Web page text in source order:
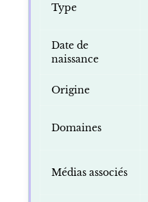
Type
Date de
naissance
Origine
Domaines
Médias associés